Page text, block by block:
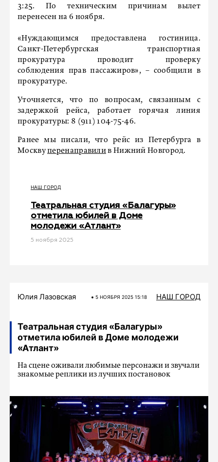
3:25. По техническим причинам вылет
перенесен на 6 ноября.
«Нуждающимся предоставлена гостиница.
Санкт-Петербургская транспортная
прокуратура проводит проверку
соблюдения прав пассажиров», – сообщили в
прокуратуре.
Уточняется, что по вопросам, связанным с
задержкой рейса, работает горячая линия
прокуратуры: 8 (911) 104-75-46.
Ранее мы писали, что рейс из Петербурга в
Москвуперенаправилив Нижний Новгород.
НАШ ГОРОД
Театральная студия «Балагуры»
отметила юбилей в Доме
молодежи «Атлант»
5 ноября 2025
Юлия Лазовская 5 НОЯБРЯ 2025 15:18 НАШ ГОРОД
Театральная студия «Балагуры»
отметила юбилей в Доме молодежи
«Атлант»
На сцене оживали любимые персонажи и звучали
знакомые реплики из лучших постановок